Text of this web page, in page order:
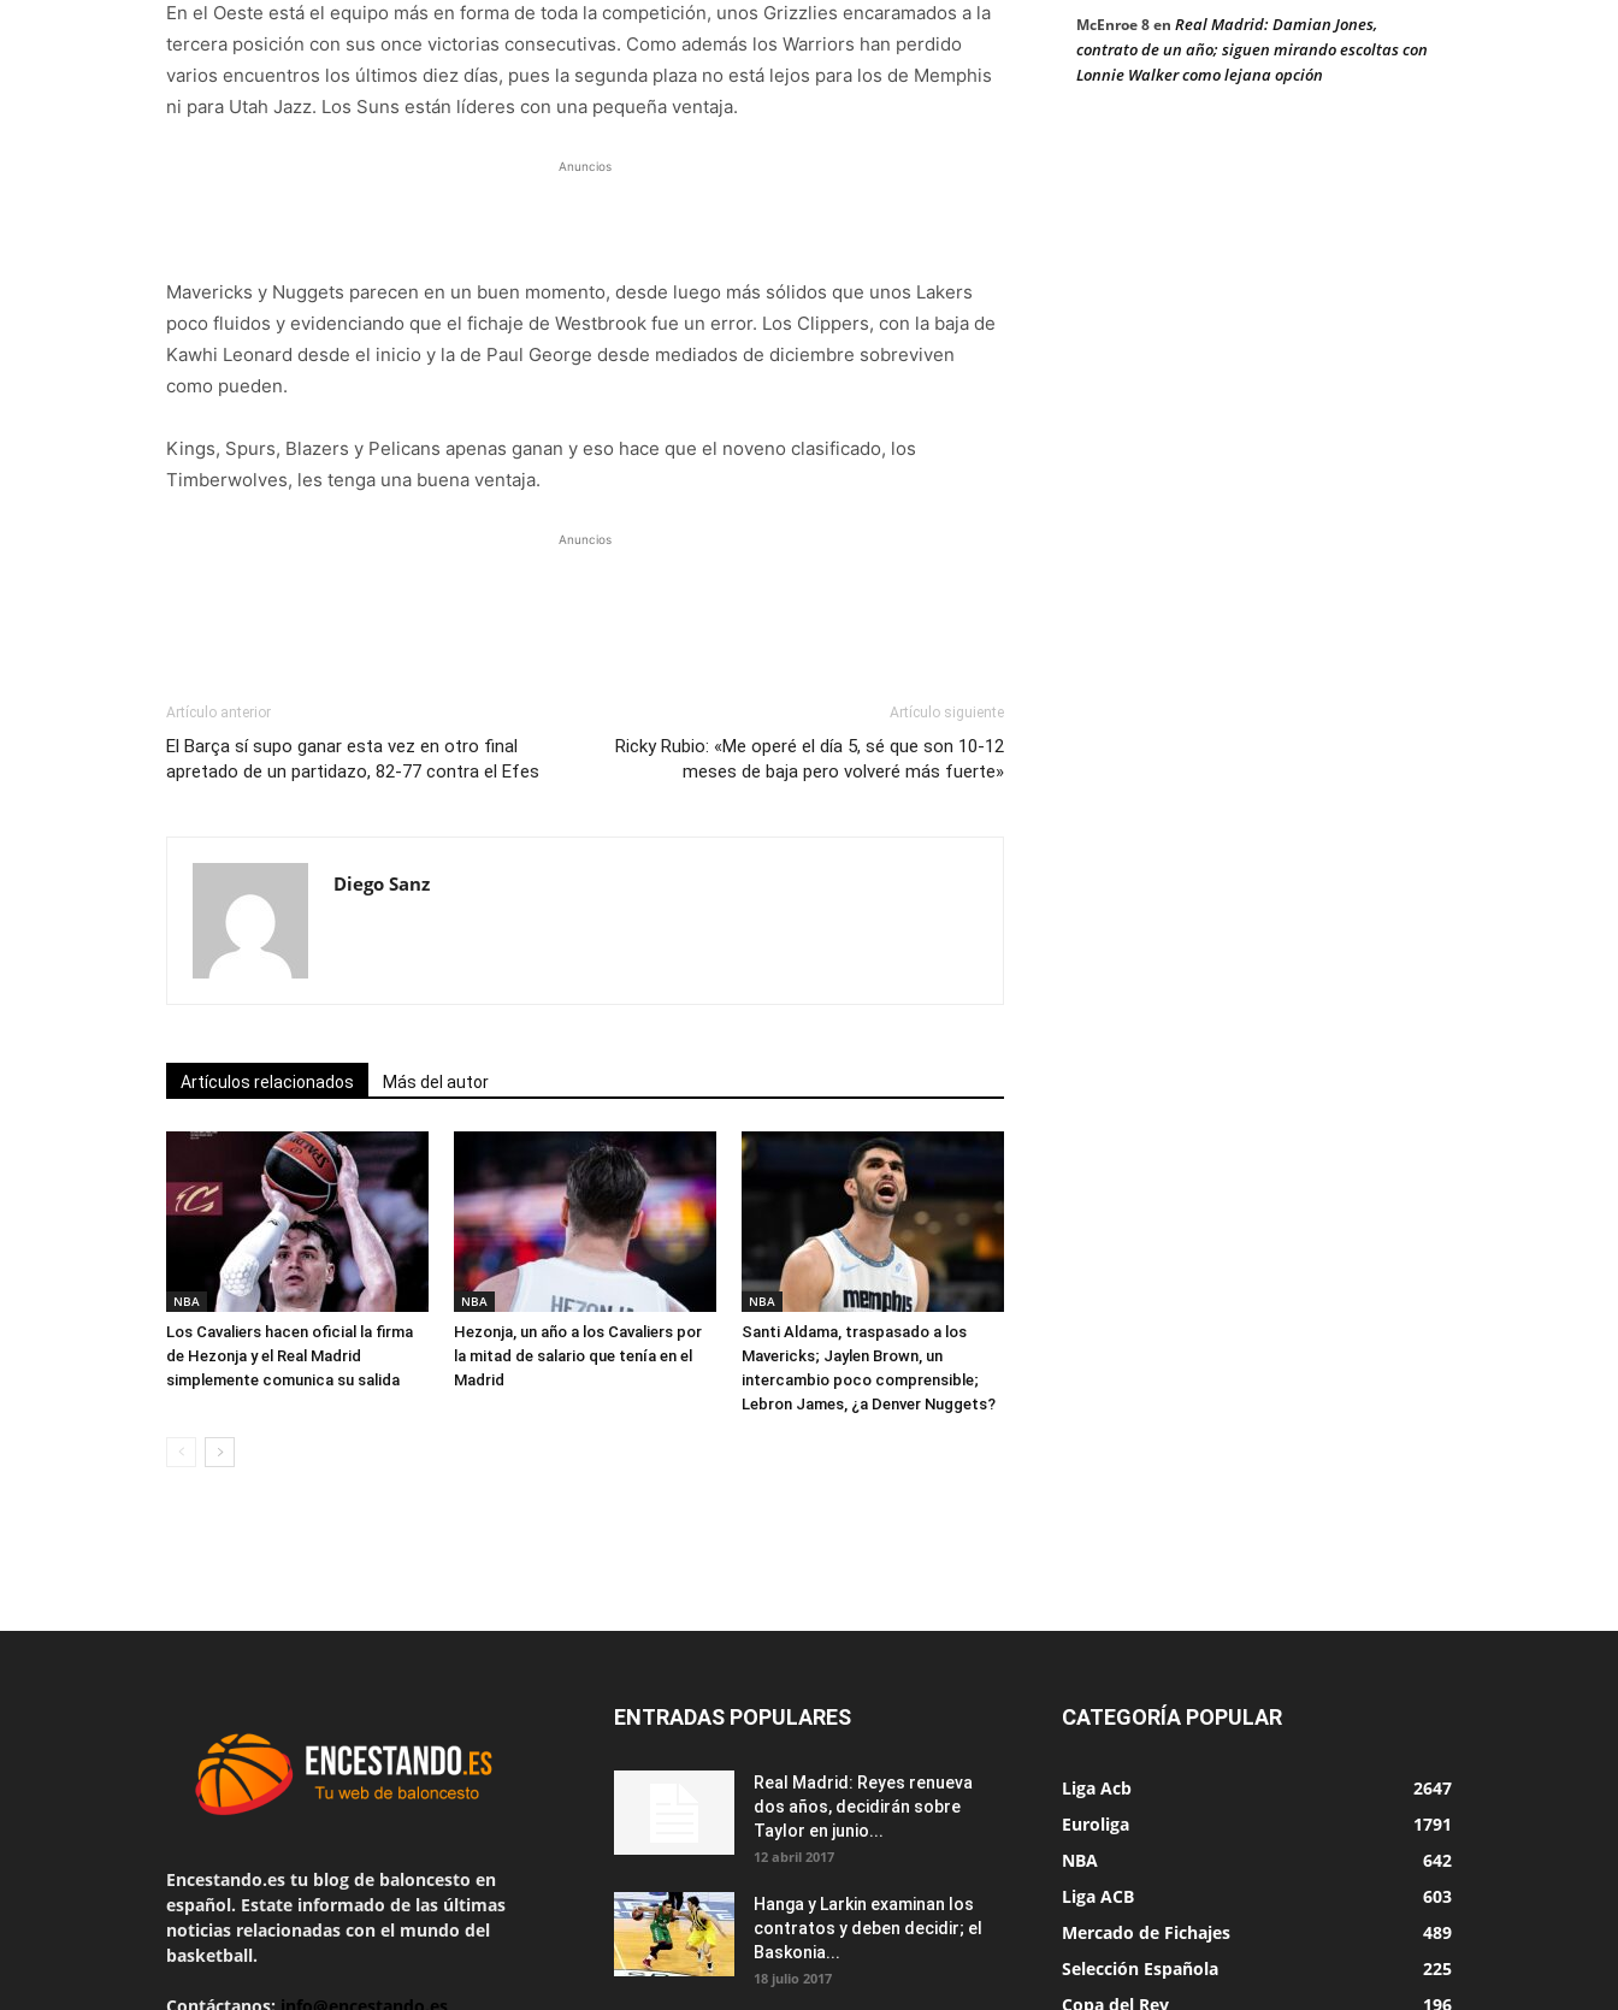
En el Oeste está el equipo más en forma de toda la competición, unos Grizzlies encaramados a la
tercera posición con sus once victorias consecutivas. Como además los Warriors han perdido
varios encuentros los últimos diez días, pues la segunda plaza no está lejos para los de Memphis
ni para Utah Jazz. Los Suns están líderes con una pequeña ventaja.
Anuncios
Mavericks y Nuggets parecen en un buen momento, desde luego más sólidos que unos Lakers
poco fluidos y evidenciando que el fichaje de Westbrook fue un error. Los Clippers, con la baja de
Kawhi Leonard desde el inicio y la de Paul George desde mediados de diciembre sobreviven
como pueden.
Kings, Spurs, Blazers y Pelicans apenas ganan y eso hace que el noveno clasificado, los
Timberwolves, les tenga una buena ventaja.
Anuncios
Artículo anterior
El Barça sí supo ganar esta vez en otro final
apretado de un partidazo, 82-77 contra el Efes
Artículo siguiente
Ricky Rubio: «Me operé el día 5, sé que son 10-12
meses de baja pero volveré más fuerte»
Diego Sanz
Artículos relacionados Más del autor
NBA
Los Cavaliers hacen oficial la firma
de Hezonja y el Real Madrid
simplemente comunica su salida
NBA
Hezonja, un año a los Cavaliers por
la mitad de salario que tenía en el
Madrid
NBA
Santi Aldama, traspasado a los
Mavericks; Jaylen Brown, un
intercambio poco comprensible;
Lebron James, ¿a Denver Nuggets?
McEnroe 8en Real Madrid: Damian Jones,
contrato de un año; siguen mirando escoltas con
Lonnie Walker como lejana opción
Encestando.es tu blog de baloncesto en
español. Estate informado de las últimas
noticias relacionadas con el mundo del
basketball.
ENTRADAS POPULARES
Real Madrid: Reyes renueva
dos años, decidirán sobre
Taylor en junio...
12 abril 2017
Hanga y Larkin examinan los
contratos y deben decidir; el
Baskonia...
18 julio 2017
CATEGORÍA POPULAR
Liga Acb
2647
Euroliga
1791
NBA
642
Liga ACB
603
Mercado de Fichajes
489
Selección Española
225
Copa del Rey
196